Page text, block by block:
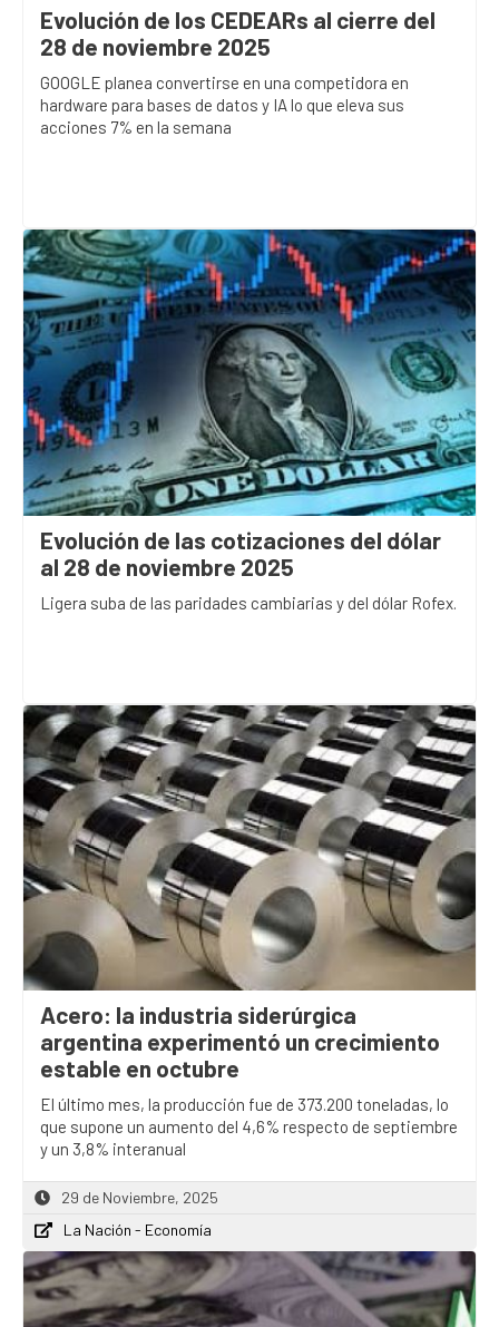
Evolución de los CEDEARs al cierre del
28 de noviembre 2025
GOOGLE planea convertirse en una competidora en
hardware para bases de datos y IA lo que eleva sus
acciones 7% en la semana
Evolución de las cotizaciones del dólar
al 28 de noviembre 2025
Ligera suba de las paridades cambiarias y del dólar Rofex.
Acero: la industria siderúrgica
argentina experimentó un crecimiento
estable en octubre
El último mes, la producción fue de 373.200 toneladas, lo
que supone un aumento del 4,6% respecto de septiembre
y un 3,8% interanual
29 de Noviembre, 2025
La Nación - Economía